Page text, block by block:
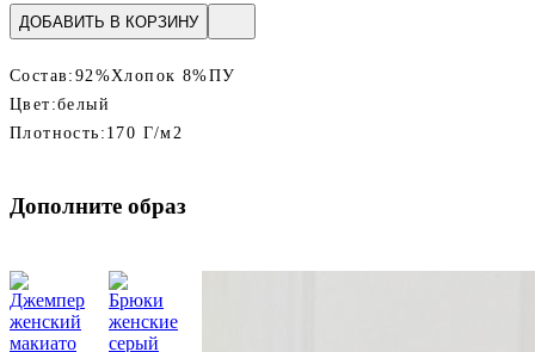
ДОБАВИТЬ В КОРЗИНУ
Состав: 92%Хлопок 8%ПУ
Цвет:белый
Плотность: 170 Г/м2
Дополните образ